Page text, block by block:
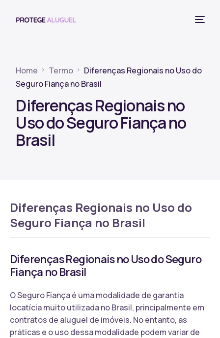
Home Termo
Diferenças Regionais no Uso do
Seguro Fiança no Brasil
Diferenças Regionais no
Uso do Seguro Fiança no
Brasil
Diferenças Regionais no Uso do
Seguro Fiança no Brasil
Diferenças Regionais no Uso do Seguro
Fiança no Brasil
O Seguro Fiança é uma modalidade de garantia
locatícia muito utilizada no Brasil, principalmente em
contratos de aluguel de imóveis. No entanto, as
práticas e o uso dessa modalidade podem variar de